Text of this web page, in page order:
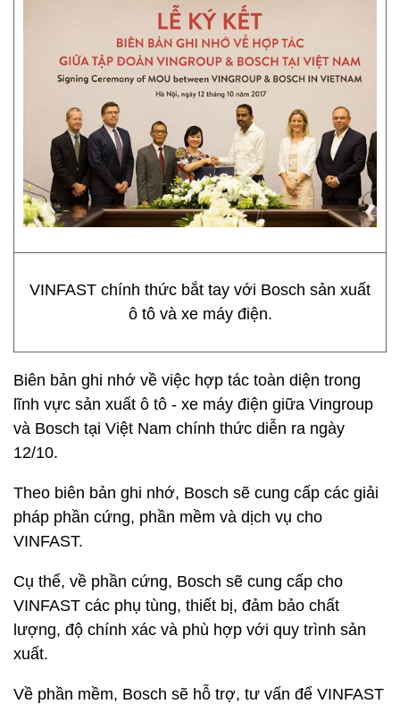
VINFAST chính thức bắt tay với Bosch sản xuất
ô tô và xe máy điện.
Biên bản ghi nhớ về việc hợp tác toàn diện trong
lĩnh vực sản xuất ô tô - xe máy điện giữa Vingroup
và Bosch tại Việt Nam chính thức diễn ra ngày
12/10.
Theo biên bản ghi nhớ, Bosch sẽ cung cấp các giải
pháp phần cứng, phần mềm và dịch vụ cho
VINFAST.
Cụ thể, về phần cứng, Bosch sẽ cung cấp cho
VINFAST các phụ tùng, thiết bị, đảm bảo chất
lượng, độ chính xác và phù hợp với quy trình sản
xuất.
Về phần mềm, Bosch sẽ hỗ trợ, tư vấn để VINFAST